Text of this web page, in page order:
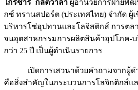
ไกรซาร์ กีลิตวาลา ผู้อำนวยการฝ่ายพั
กซ์ ทรานสปอร์ต (ประเทศไทย) จำกัด ผู้
บริหารโซ่อุปทานและโลจิสติกส์ การตล
จนอุตสาหกรรมการผลิตสินค้าอุปโภค-
กว่า 25 ปี เป็นผู้ดำเนินรายการ
เปิดการเสวนาด้วยคำถามจากผู้ดำ
คือสิ่งสำคัญในกระบวนการโลจิกติกส์แ